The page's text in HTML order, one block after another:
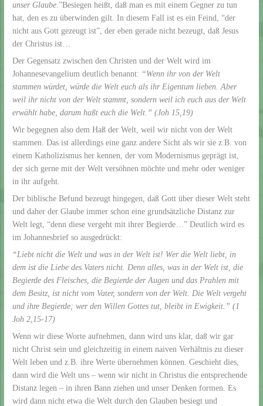
unser Glaube.”Besiegen heißt, daß man es mit einem Gegner zu tun
hat, den es zu überwinden gilt. In diesem Fall ist es ein Feind, “der
nicht aus Gott gezeugt ist”, der eben gerade nicht bezeugt, daß Jesus
der Christus ist…
Der Gegensatz zwischen den Christen und der Welt wird im
Johannesevangelium deutlich benannt: “Wenn ihr von der Welt
stammen würdet, würde die Welt euch als ihr Eigentum lieben. Aber
weil ihr nicht von der Welt stammt, sondern weil ich euch aus der Welt
erwählt habe, darum haßt euch die Welt.” (Joh 15,19)
Wir begegnen also dem Haß der Welt, weil wir nicht von der Welt
stammen. Das ist allerdings eine ganz andere Sicht als wir sie z.B. von
einem Katholizismus her kennen, der vom Modernismus geprägt ist,
der sich gerne mit der Welt versöhnen möchte und mehr oder weniger
in ihr aufgeht.
Der biblische Befund bezeugt hingegen, daß Gott über dieser Welt steht
und daher der Glaube immer schon eine grundsätzliche Distanz zur
Welt legt, “denn diese vergeht mit ihrer Begierde…” Deutlich wird es
im Johannesbrief so ausgedrückt:
“Liebt nicht die Welt und was in der Welt ist! Wer die Welt liebt, in
dem ist die Liebe des Vaters nicht. Denn alles, was in der Welt ist, die
Begierde des Fleisches, die Begierde der Augen und das Prahlen mit
dem Besitz, ist nicht vom Vater, sondern von der Welt. Die Welt vergeht
und ihre Begierde; wer den Willen Gottes tut, bleibt in Ewigkeit.” (1
Joh 2,15-17)
Wenn wir diese Worte aufnehmen, dann wird uns klar, daß wir gar
nicht Christ sein und gleichzeitig in einem naiven Verhältnis zu dieser
Welt leben und z.B. ihre Werte übernehmen können. Geschieht dies,
dann wird die Welt uns – wenn wir nicht in Christus die entsprechende
Distanz legen – in ihren Bann ziehen und unser Denken formen. Es
wird dann nicht etwa die Welt durch den Glauben besiegt und